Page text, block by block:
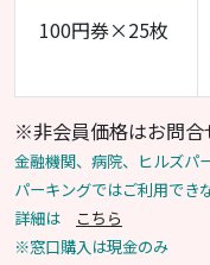
100円券×25枚
※非会員価格はお問合
金融機関、病院、ヒルズパ
パーキングではご利用でき
詳細は
こちら
※窓口購入は現金のみ